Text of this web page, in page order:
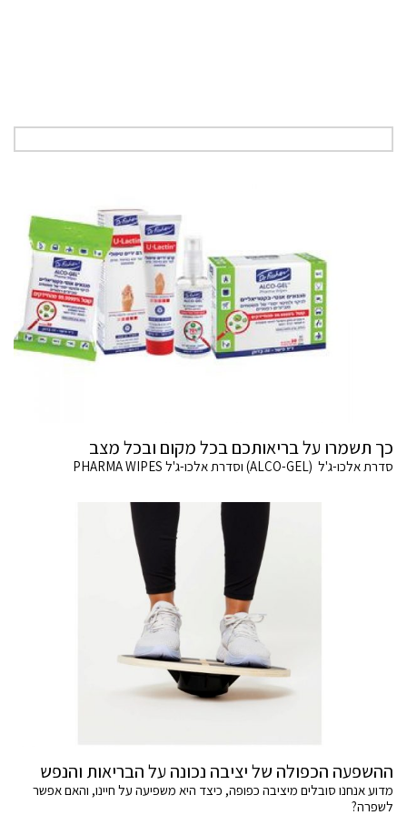
כך תשמרו על בריאותכם בכל מקום ובכל מצב
סדרת אלכו-ג'ל (ALCO-GEL) וסדרת אלכו-ג'ל PHARMA WIPES
ההשפעה הכפולה של יציבה נכונה על הבריאות והנפש
מדוע אנחנו סובלים מיציבה כפופה, כיצד היא משפיעה על חיינו, והאם אפשר
לשפרה?